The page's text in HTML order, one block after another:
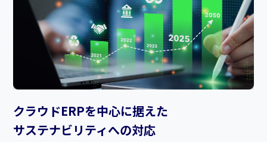
クラウドERPを中心に据えた
サステナビリティへの対応​